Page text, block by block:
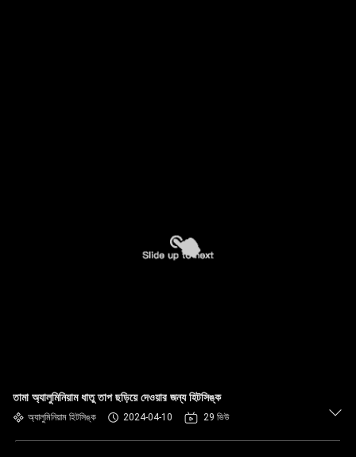
তামা অ্যালুমিনিয়াম ধাতু তাপ ছড়িয়ে দেওয়ার জন্য হিটসিঙ্ক
অ্যালুমিনিয়াম হিটসিঙ্ক 2024-04-10 29 ভিউ